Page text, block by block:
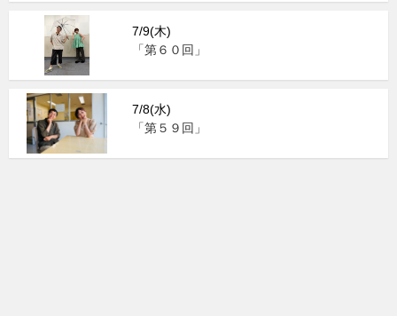
7/9(木)
「第６０回」
7/8(水)
「第５９回」